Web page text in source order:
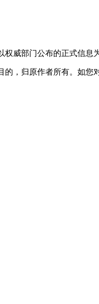
威部门公布的正式信息
，归原作者所有。如